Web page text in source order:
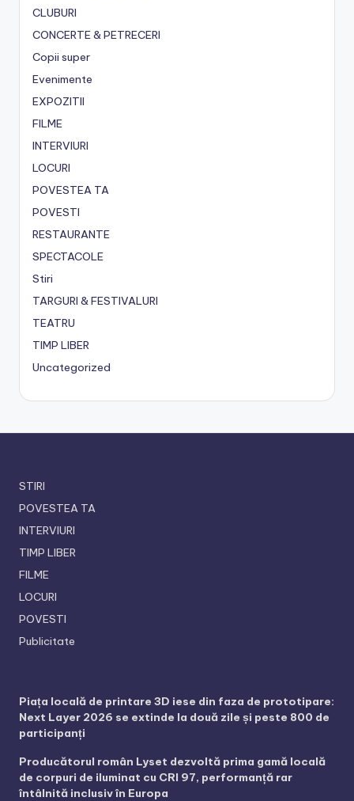
CLUBURI
CONCERTE & PETRECERI
Copii super
Evenimente
EXPOZITII
FILME
INTERVIURI
LOCURI
POVESTEA TA
POVESTI
RESTAURANTE
SPECTACOLE
Stiri
TARGURI & FESTIVALURI
TEATRU
TIMP LIBER
Uncategorized
STIRI
POVESTEA TA
INTERVIURI
TIMP LIBER
FILME
LOCURI
POVESTI
Publicitate
Piața locală de printare 3D iese din faza de prototipare:
Next Layer 2026 se extinde la două zile și peste 800 de
participanți
Producătorul român Lyset dezvoltă prima gamă locală
de corpuri de iluminat cu CRI 97, performanță rar
întâlnită inclusiv în Europa